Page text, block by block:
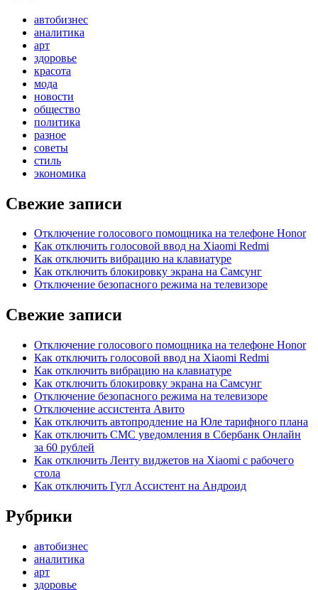
автобизнес
аналитика
арт
здоровье
красота
мода
новости
общество
политика
разное
советы
стиль
экономика
Свежие записи
Отключение голосового помощника на телефоне Honor
Как отключить голосовой ввод на Xiaomi Redmi
Как отключить вибрацию на клавиатуре
Как отключить блокировку экрана на Самсунг
Отключение безопасного режима на телевизоре
Свежие записи
Отключение голосового помощника на телефоне Honor
Как отключить голосовой ввод на Xiaomi Redmi
Как отключить вибрацию на клавиатуре
Как отключить блокировку экрана на Самсунг
Отключение безопасного режима на телевизоре
Отключение ассистента Авито
Как отключить автопродление на Юле тарифного плана
Как отключить СМС уведомления в Сбербанк Онлайн
за 60 рублей
Как отключить Ленту виджетов на Xiaomi с рабочего
стола
Как отключить Гугл Ассистент на Андроид
Рубрики
автобизнес
аналитика
арт
здоровье